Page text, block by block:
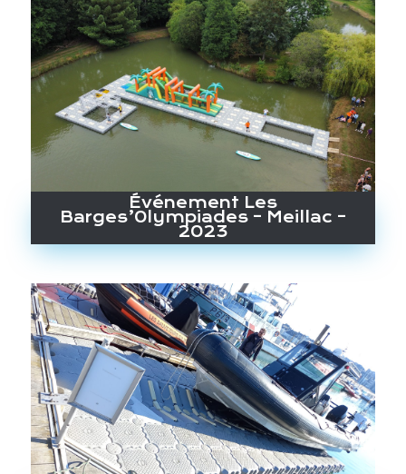
Événement Les
Barges’0lympiades – Meillac –
2023